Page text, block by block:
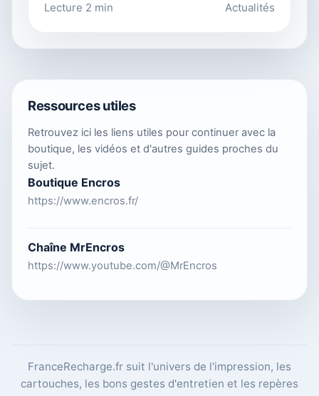
Lecture 2 min Actualités
Ressources utiles
Retrouvez ici les liens utiles pour continuer avec la
boutique, les vidéos et d'autres guides proches du
sujet.
Boutique Encros
https://www.encros.fr/
Chaîne MrEncros
https://www.youtube.com/@MrEncros
FranceRecharge.fr suit l'univers de l'impression, les
cartouches, les bons gestes d'entretien et les repères